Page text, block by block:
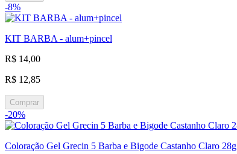
-8%
KIT BARBA - alum+pincel
R$ 14,00
R$ 12,85
Comprar
-20%
Coloração Gel Grecin 5 Barba e Bigode Castanho Claro 28g